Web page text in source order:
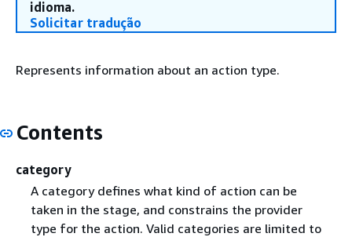
idioma.
Solicitar tradução
Represents information about an action type.
Contents
category
A category defines what kind of action can be
taken in the stage, and constrains the provider
type for the action. Valid categories are limited to